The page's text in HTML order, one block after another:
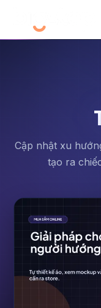
Cập nhật xu
tạo ra